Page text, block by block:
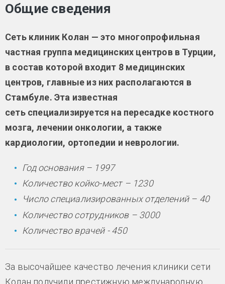
Общие сведения
Сеть клиник Колан — это многопрофильная
частная группа медицинских центров в Турции,
в состав которой входит 8 медицинских
центров, главные из них располагаются в
Стамбуле. Эта известная
сеть специализируется на пересадке костного
мозга, лечении онкологии, а также
кардиологии, ортопедии и неврологии.
Год основания – 1997
Количество койко-мест – 1230
Число специализированных отделений – 40
Количество сотрудников – 3000
Количество врачей - 450
За высочайшее качество лечения клиники сети
Колан получили престижную международную